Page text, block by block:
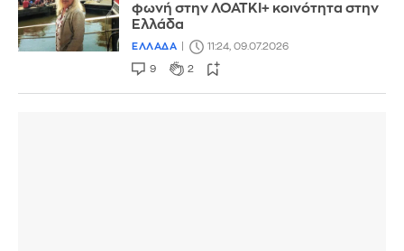
φωνή στην ΛΟΑΤΚΙ+ κοινότητα στην
Ελλάδα
ΕΛΛΑΔΑ 11:24, 09.07.2026
9 2